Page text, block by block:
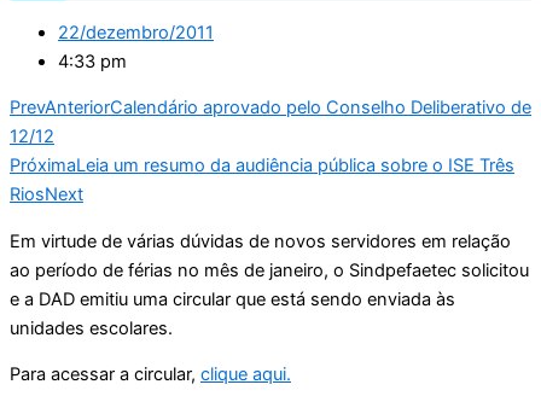
22/dezembro/2011
4:33 pm
PrevAnteriorCalendário aprovado pelo Conselho Deliberativo de
12/12
PróximaLeia um resumo da audiência pública sobre o ISE Três
RiosNext
Em virtude de várias dúvidas de novos servidores em relação
ao período de férias no mês de janeiro, o Sindpefaetec solicitou
e a DAD emitiu uma circular que está sendo enviada às
unidades escolares.
Para acessar a circular, clique aqui.